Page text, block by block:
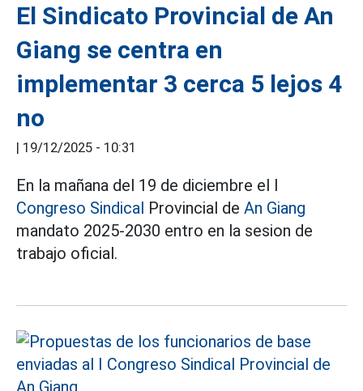
El Sindicato Provincial de An
Giang se centra en
implementar 3 cerca 5 lejos 4
no
| 19/12/2025 - 10:31
En la mañana del 19 de diciembre el I
Congreso Sindical Provincial de An Giang
mandato 2025-2030 entro en la sesion de
trabajo oficial.